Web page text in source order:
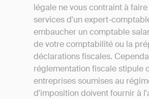
légale ne vous contraint à
services d'un expert-
embaucher un comptable
de votre comptabilité ou la
déclarations fiscales.
réglementation fiscale stipule
entreprises soumises au
d'imposition doivent fournir à